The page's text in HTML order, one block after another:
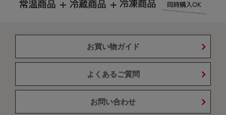
お買い物ガイド
よくあるご質問
お問い合わせ